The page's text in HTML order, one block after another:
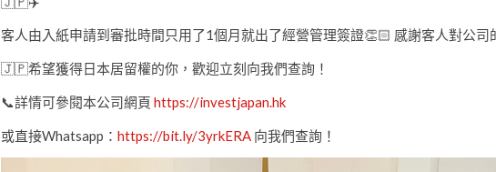
客人由入紙申請到審批時間只用了1個月就出了經營管理簽證👏🏻 感謝客人對公司
🇯🇵希望獲得日本居留權的你，歡迎立刻向我們查詢！
📞詳情可參閱本公司網頁 https://investjapan.hk
或直接Whatsapp： https://bit.ly/3yrkERA 向我們查詢！